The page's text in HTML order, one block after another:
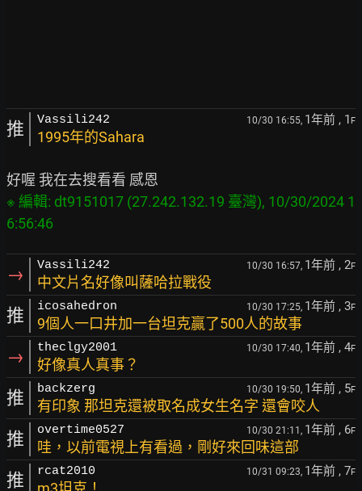
推 Vassili242 10/30 16:55, 1年前 , 1 F
1995年的Sahara
※ 編輯: dt9151017 (27.242.132.19 臺灣), 10/30/2024 1
→ Vassili242 10/30 16:57, 1年前 , 2F
中文片名好像叫薩哈拉戰役
推 icosahedron 10/30 17:25, 1年前 , 3F
9個人一口井加一台坦克贏了500人的故事
→ theclgy2001 10/30 17:40, 1年前 , 4F
好像真人真事？
推 backzerg 10/30 19:50, 1年前 , 5F
有印象 那坦克還被取名成女生名字 還會咬人
推 overtime0527 10/30 21:11, 1年前 , 6F
哇，以前電視上有看過，剛好來回味這部
推 rcat2010 10/31 09:23, 1年前 , 7F